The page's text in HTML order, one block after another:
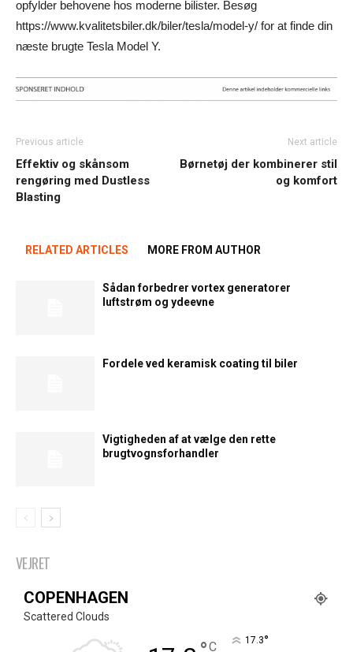
opfylder behovene hos moderne bilister. Besøg
https://www.kvalitetsbiler.dk/biler/tesla/model-y/ for at finde din
næste brugte Tesla Model Y.
Previous article
Effektiv og skånsom
rengøring med Dustless
Blasting
Next article
Børnetøj der kombinerer stil
og komfort
RELATED ARTICLES MORE FROM AUTHOR
Sådan forbedrer vortex generatorer
luftstrøm og ydeevne
Fordele ved keramisk coating til biler
Vigtigheden af at vælge den rette
brugtvognsforhandler
VEJRET
COPENHAGEN
Scattered Clouds
C 17.3°